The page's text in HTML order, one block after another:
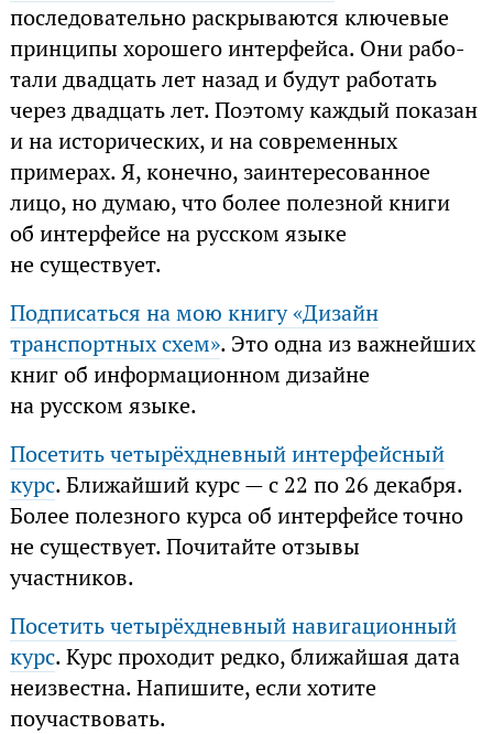
после­до­ва­тельно рас­кры­ва­ются клю­че­вые
прин­ципы хоро­шего интер­фейса. Они рабо­
тали два­дцать лет назад и будут рабо­тать
через два­дцать лет. Поэтому каж­дый пока­зан
и на исто­ри­че­ских, и на совре­мен­ных
примерах. Я, конечно, заинтересованное
лицо, но думаю, что более полезной книги
об интерфейсе на русском языке
не существует.
Подписаться на мою книгу «Дизайн
транспортных схем». Это одна из важнейших
книг об информационном дизайне
на русском языке.
Посетить четырёхдневный интерфейсный
курс. Ближайший курс — с 22 по 26 декабря.
Более полезного курса об интерфейсе точно
не существует. Почитайте отзывы
участников.
Посетить четырёхдневный навигационный
курс. Курс проходит редко, ближайшая дата
неизвестна. Напишите, если хотите
поучаствовать.